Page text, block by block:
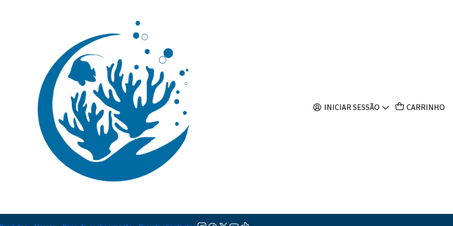
INICIAR SESSÃO CARRINHO
Anampses Lineatus
TAMANHO
Adicionar à lista de favoritos
Mostrar stock das localizações